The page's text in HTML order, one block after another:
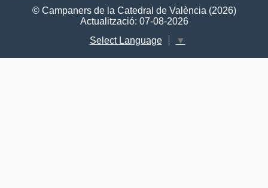
© Campaners de la Catedral de València (2026)
Actualització: 07-08-2026
Select Language
▼